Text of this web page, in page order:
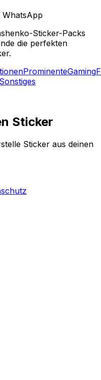
Sticker-Packs
die perfekten
ProminenteGaming
Sonstiges
Sticker
Sticker aus deinen